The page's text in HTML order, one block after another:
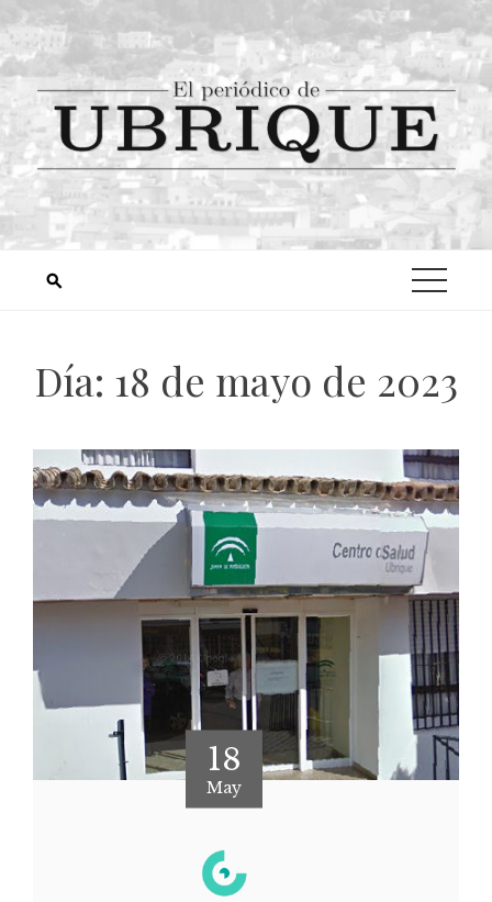
Día: 18 de mayo de 2023
18
May